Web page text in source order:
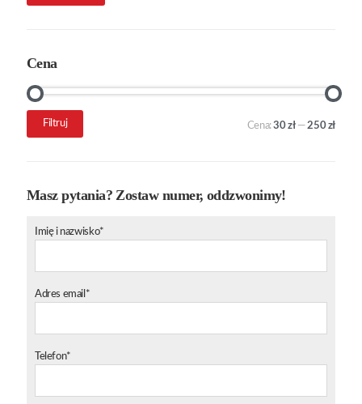
Cena
Cena
Cena
Filtruj Cena:30 zł—250 zł
Masz pytania? Zostaw numer, oddzwonimy!
Imię i nazwisko*
Adres email*
Telefon*